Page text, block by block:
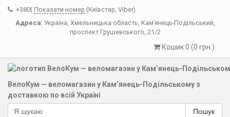
+380( Показати номер (Київстар, Viber)
Адреса: Україна, Хмельницька область, Кам’янець-Подільський,
проспект Грушевського, 21/2
Кошик 0 (0 грн.)
ВелоКум — веломагазин у Кам’янець-Подільському з
доставкою по всій Україні
Пошук